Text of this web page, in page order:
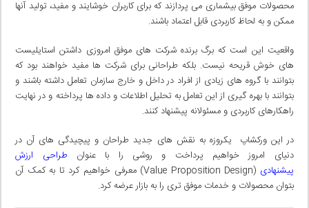
محصولات موفق بیشماری می پردازند که برای کاربران خوشایند و مفید، تولید آنها
ممکن و به لحاظ کاربردی قابل اعتماد باشند.
واقعیت این است که برگ برنده شرکت های موفق امروزی داشتن استایلیست
های خوش قریحه نیست. بلکه طراحانی برای شرکت ها مفید خواهند بود که
بتوانند با گروه های زیادی از افراد در داخل و خارج سازمان تعامل داشته باشند و
بتوانند با بهره گیری از این تعامل به تحلیل اطلاعات و داده ها پرداخته و در نهایت
راهکارهای کاربردی و مسئولانه پیشنهاد کنند.
در این ورکشاپ یکروزه به نقش های جدید طراحان و پیچیدگی های آن در
دنیای امروز خواهیم پرداخت و روشی را با عنوانطراحی ارزش
پیشنهادی
(Value Proposition Design) معرفی خواهیم کرد تا به کمک آن
بتوان محصولات و خدمات موفق تری را به بازار عرضه کرد.